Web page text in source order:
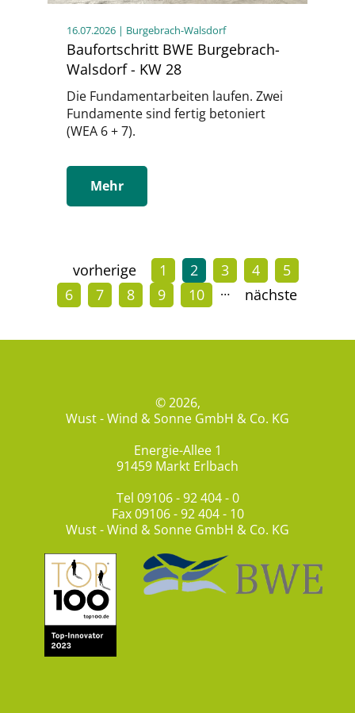
16.07.2026 | Burgebrach-Walsdorf
Baufortschritt BWE Burgebrach-
Walsdorf - KW 28
Die Fundamentarbeiten laufen. Zwei
Fundamente sind fertig betoniert
(WEA 6 + 7).
Mehr
vorherige 1 2 3 4
5
6
7 8 9 10 … nächste
© 2026,
Wust - Wind & Sonne GmbH & Co. KG
Energie-Allee 1
91459 Markt Erlbach
Tel 09106 - 92 404 - 0
Fax 09106 - 92 404 - 10
Wust - Wind & Sonne GmbH & Co. KG